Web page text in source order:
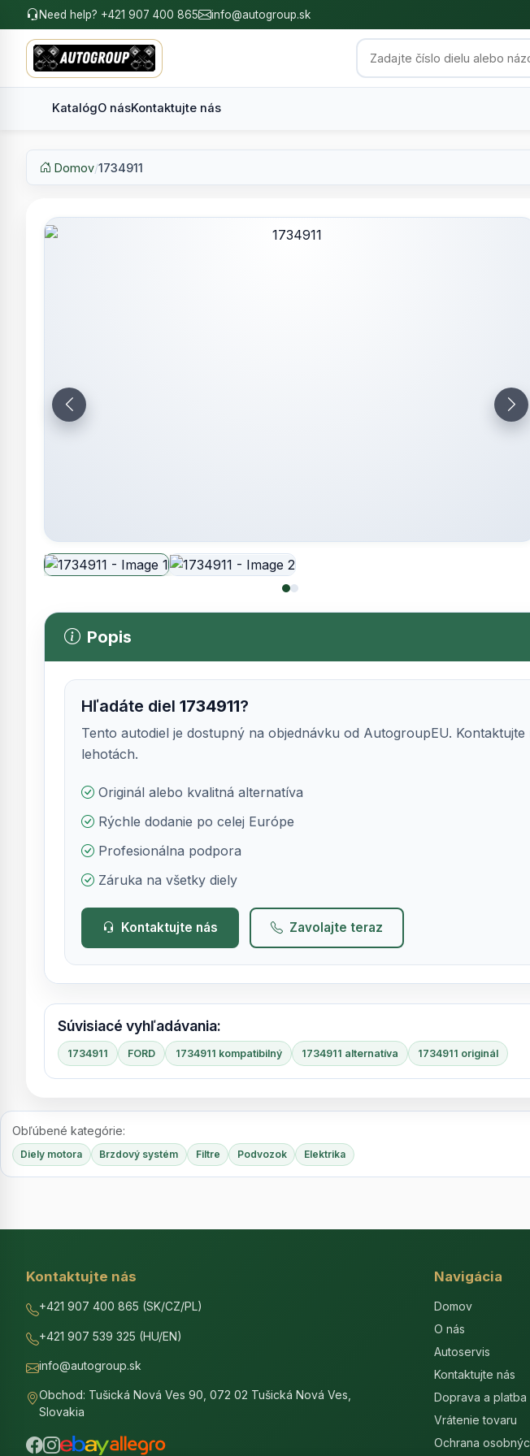
Need help? +421 907 400 865 info@autogroup.sk
KatalógO násKontaktujte nás
Domov/1734911
Popis
Hľadáte diel1734911?
Tento autodiel je dostupný na objednávku od AutogroupEU.
lehotách.
Originál alebo kvalitná alternatíva
Rýchle dodanie po celej Európe
Profesionálna podpora
Záruka na všetky diely
Kontaktujte nás Zavolajte teraz
Súvisiacé vyhľadávania:
1734911 FORD 1734911 kompatibilný 1734911 alternatíva 1734911 originál
Obľúbené kategórie:
Diely motora Brzdový systém Filtre Podvozok Elektrika
Kontaktujte nás
+421 907 400 865 (SK/CZ/PL)
+421 907 539 325 (HU/EN)
info@autogroup.sk
Obchod: Tušická Nová Ves 90, 072 02 Tušická Nová Ves,
Slovakia
Navigácia
Domov
O nás
Autoservis
Kontaktujte nás
Doprava a platba
Vrátenie tovaru
Ochrana